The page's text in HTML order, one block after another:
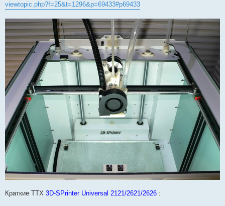
viewtopic.php?f=25&t=1296&p=69433#p69433
Краткие ТТХ 3D-SPrinter Universal 2121/2621/2626 :